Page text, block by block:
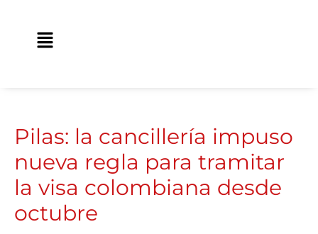
Main
Pilas: la cancillería impuso
nueva regla para tramitar
la visa colombiana desde
octubre